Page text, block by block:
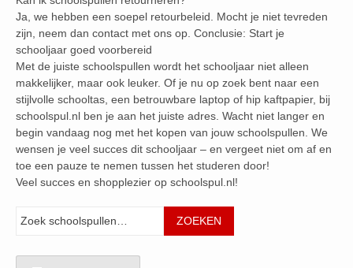
Ja, we hebben een soepel retourbeleid. Mocht je niet tevreden
zijn, neem dan contact met ons op. Conclusie: Start je
schooljaar goed voorbereid
Met de juiste schoolspullen wordt het schooljaar niet alleen
makkelijker, maar ook leuker. Of je nu op zoek bent naar een
stijlvolle schooltas, een betrouwbare laptop of hip kaftpapier, bij
schoolspul.nl ben je aan het juiste adres. Wacht niet langer en
begin vandaag nog met het kopen van jouw schoolspullen. We
wensen je veel succes dit schooljaar – en vergeet niet om af en
toe een pauze te nemen tussen het studeren door!
Veel succes en shopplezier op schoolspul.nl!
ZOEKEN